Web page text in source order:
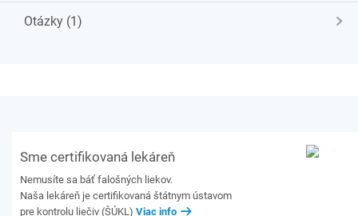
Otázky (1)
Sme certifikovaná lekáreň
Nemusíte sa báť falošných liekov.
Naša lekáreň je certifikovaná štátnym ústavom
pre kontrolu liečiv (ŠÚKL) Viac info